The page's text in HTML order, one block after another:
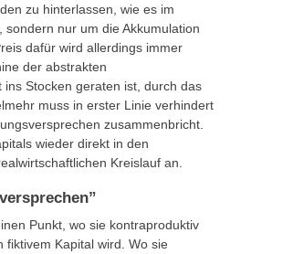
zu hinterlassen, wie es im
nur um die Akkumulation
dafür wird allerdings immer
der abstrakten
Stocken geraten ist, durch das
muss in erster Linie verhindert
zusammenbricht.
wieder direkt in den
Kreislauf an.
Punkt, wo sie kontraproduktiv
Kapital wird. Wo sie